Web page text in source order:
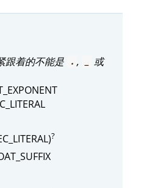
跟着的不能是 . , _ 或
?